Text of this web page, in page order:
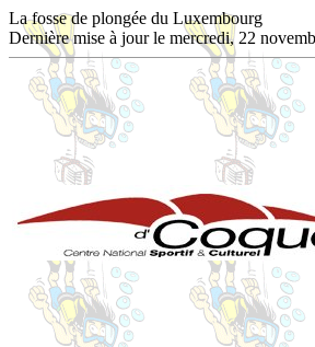
La fosse de plongée du Luxembourg
Dernière mise à jour le mercredi, 22